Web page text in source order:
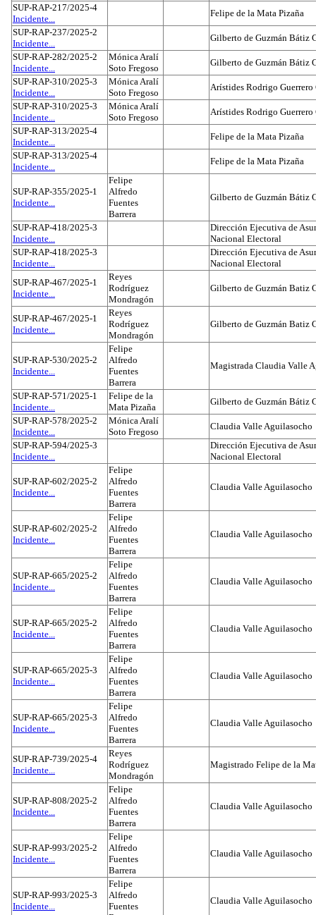
SUP-RAP-217/2025-4
Incidente...
Felipe de la Mata Pizaña
SUP-RAP-237/2025-2
Incidente...
Gilberto de Guzmán Bátiz
SUP-RAP-282/2025-2
Incidente...
Mónica Aralí
Soto Fregoso
Gilberto de Guzmán Bátiz
SUP-RAP-310/2025-3
Incidente...
Mónica Aralí
Soto Fregoso
Arístides Rodrigo Guerrero
SUP-RAP-310/2025-3
Incidente...
Mónica Aralí
Soto Fregoso
Arístides Rodrigo Guerrero
SUP-RAP-313/2025-4
Incidente...
Felipe de la Mata Pizaña
SUP-RAP-313/2025-4
Incidente...
Felipe de la Mata Pizaña
SUP-RAP-355/2025-1
Incidente...
Felipe
Alfredo
Fuentes
Barrera
Gilberto de Guzmán Bátiz
SUP-RAP-418/2025-3
Incidente...
Dirección Ejecutiva de
Nacional Electoral
SUP-RAP-418/2025-3
Incidente...
Dirección Ejecutiva de
Nacional Electoral
SUP-RAP-467/2025-1
Incidente...
Reyes
Rodríguez
Mondragón
Gilberto de Guzmán Batiz
SUP-RAP-467/2025-1
Incidente...
Reyes
Rodríguez
Mondragón
Gilberto de Guzmán Batiz
SUP-RAP-530/2025-2
Incidente...
Felipe
Alfredo
Fuentes
Barrera
Magistrada Claudia Valle
SUP-RAP-571/2025-1
Incidente...
Felipe de la
Mata Pizaña
Gilberto de Guzmán Bátiz
SUP-RAP-578/2025-2
Incidente...
Mónica Aralí
Soto Fregoso
Claudia Valle Aguilasocho
SUP-RAP-594/2025-3
Incidente...
Dirección Ejecutiva de
Nacional Electoral
SUP-RAP-602/2025-2
Incidente...
Felipe
Alfredo
Fuentes
Barrera
Claudia Valle Aguilasocho
SUP-RAP-602/2025-2
Incidente...
Felipe
Alfredo
Fuentes
Barrera
Claudia Valle Aguilasocho
SUP-RAP-665/2025-2
Incidente...
Felipe
Alfredo
Fuentes
Barrera
Claudia Valle Aguilasocho
SUP-RAP-665/2025-2
Incidente...
Felipe
Alfredo
Fuentes
Barrera
Claudia Valle Aguilasocho
SUP-RAP-665/2025-3
Incidente...
Felipe
Alfredo
Fuentes
Barrera
Claudia Valle Aguilasocho
SUP-RAP-665/2025-3
Incidente...
Felipe
Alfredo
Fuentes
Barrera
Claudia Valle Aguilasocho
SUP-RAP-739/2025-4
Incidente...
Reyes
Rodríguez
Mondragón
Magistrado Felipe de la
SUP-RAP-808/2025-2
Incidente...
Felipe
Alfredo
Fuentes
Barrera
Claudia Valle Aguilasocho
SUP-RAP-993/2025-2
Incidente...
Felipe
Alfredo
Fuentes
Barrera
Claudia Valle Aguilasocho
SUP-RAP-993/2025-3
Incidente...
Felipe
Alfredo
Fuentes
Claudia Valle Aguilasocho